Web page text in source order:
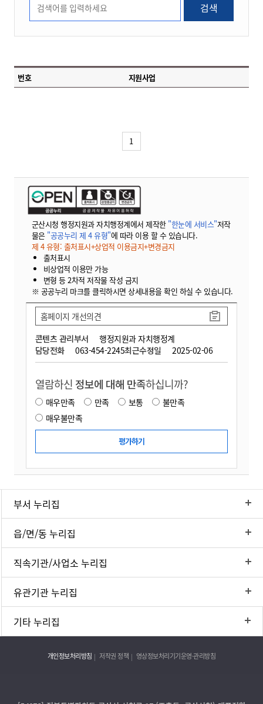
검색
번호 지원사업
1
군산시청 행정지원과 자치행정계에서 제작한 "한눈에 서비스"저작
물은 "공공누리 제 4 유형"에 따라 이용 할 수 있습니다.
제 4 유형: 출처표시+상업적 이용금지+변경금지
출처표시
비상업적 이용만 가능
변형 등 2차적 저작물 작성 금지
※ 공공누리 마크를 클릭하시면 상세내용을 확인 하실 수 있습니다.
콘텐츠 관리부서
행정지원과 자치행정계
담당전화
063-454-2245최근수정일 2025-02-06
홈페이지 개선의견
열람하신 정보에 대해 만족하십니까?
매우만족 만족 보통
불만족
매우불만족
부서 누리집
읍/면/동 누리집
직속기관/사업소 누리집
유관기관 누리집
기타 누리집
개인정보처리방침 저작권 정책 영상정보처리기기운영·관리방침